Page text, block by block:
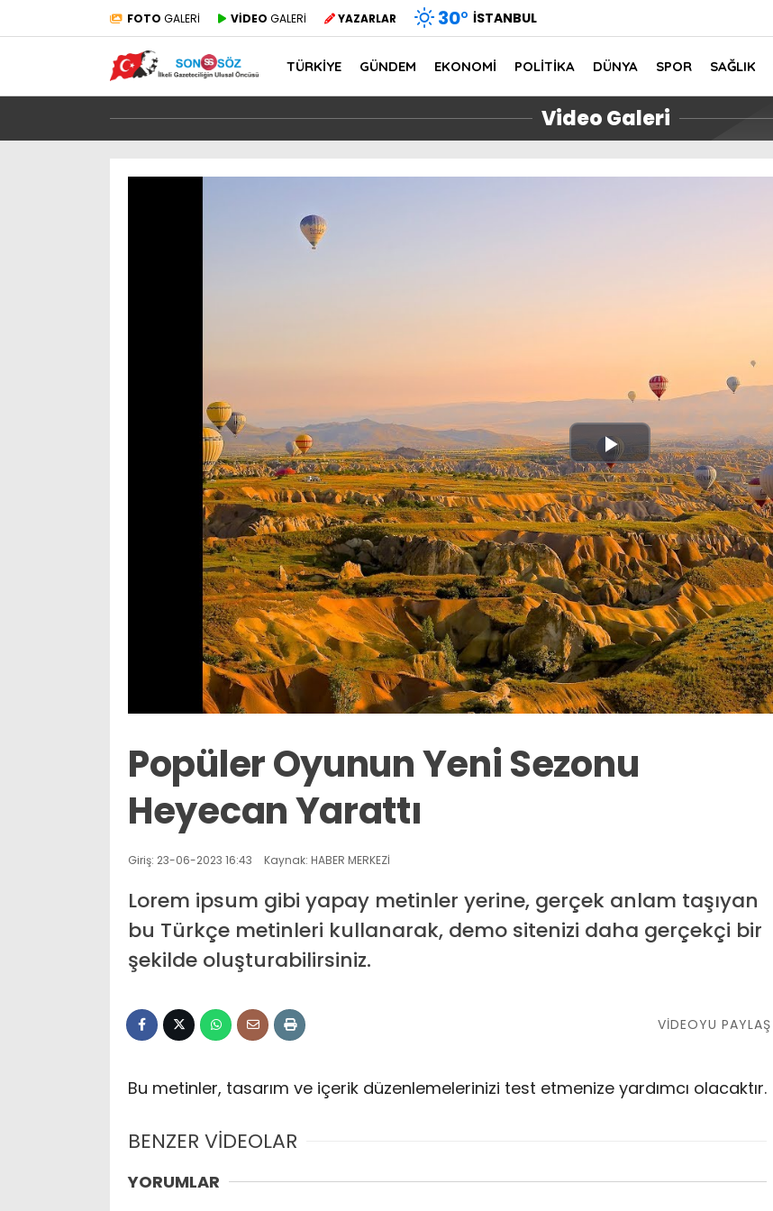
FOTO GALERİ VİDEO GALERİ YAZARLAR 30° İSTANBUL
TÜRKİYE GÜNDEM EKONOMİ POLİTİKA DÜNYA SPOR SAĞLIK
Video Galeri
Play
Video
Popüler Oyunun Yeni Sezonu
Heyecan Yarattı
Giriş: 23-06-2023 16:43 Kaynak: HABER MERKEZİ
Lorem ipsum gibi yapay metinler yerine, gerçek anlam taşıyan
bu Türkçe metinleri kullanarak, demo sitenizi daha gerçekçi bir
şekilde oluşturabilirsiniz.
VİDEOYU PAYLAŞ
Bu metinler, tasarım ve içerik düzenlemelerinizi test etmenize yardımcı olacaktır.
BENZER VİDEOLAR
YORUMLAR